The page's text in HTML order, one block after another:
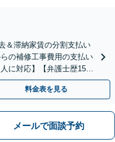
＆滞納家賃の分割支払い
の補修工事費用の支払い
に対応】【弁護士歴15年
無料】
料金表を見る
メールで面談予約